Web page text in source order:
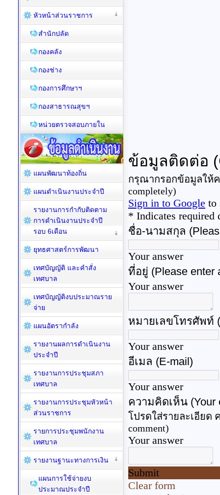
หัวหน้าส่วนราชการ
สำนักปลัด
กองคลัง
กองช่าง
กองการศึกษาฯ
กองสาธารณสุขฯ
หน่วยตรวจสอบภายใน
แผนพัฒนาท้องถิ่น
แผนดำเนินงานประจำปี
รายงานการกำกับติดตาม
การดำเนินงานประจำปี
รอบ 6เดือน
ยุทธศาสตร์การพัฒนา
เทศบัญญัติ และคำสั่ง
เทศบาล
เทศบัญญัติงบประมาณราย
จ่าย
แผนอัตรากำลัง
รายงานผลการดำเนินงาน
ประจำปี
รายงานการประชุมสภา
เทศบาล
รายงานการประชุมหัวหน้า
ส่วนราชการ
รายการประชุมพนักงาน
เทศบาล
รายงานฐานะทางการเงิน
แผนการใช้จ่ายงบ
ประมาณประจำปี